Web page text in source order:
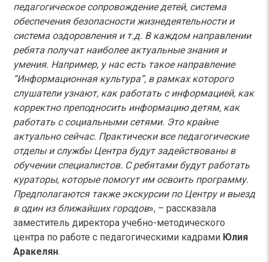
педагогическое сопровождение детей, система
обеспечения безопасности жизнедеятельности и
система оздоровления и т.д. В каждом направлении
ребята получат наиболее актуальные знания и
умения. Например, у нас есть такое направление
“Информационная культура”, в рамках которого
слушатели узнают, как работать с информацией, как
корректно преподносить информацию детям, как
работать с социальными сетями. Это крайне
актуально сейчас. Практически все педагогические
отделы и службы Центра будут задействованы в
обучении специалистов. С ребятами будут работать
кураторы, которые помогут им освоить программу.
Предполагаются также экскурсии по Центру и выезд
в один из ближайших городов», – рассказала
заместитель директора учебно-методического
центра по работе с педагогическими кадрами Юлия
Аракелян.